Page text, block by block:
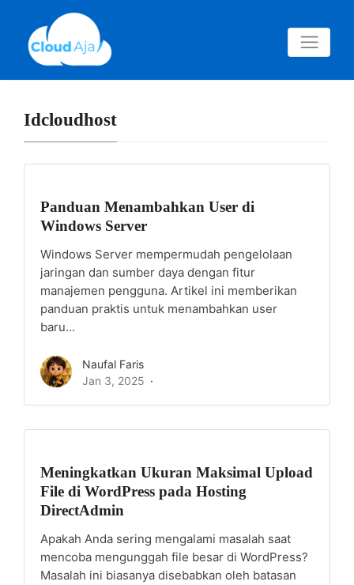
Idcloudhost
Panduan Menambahkan User di
Windows Server
Windows Server mempermudah pengelolaan
jaringan dan sumber daya dengan fitur
manajemen pengguna. Artikel ini memberikan
panduan praktis untuk menambahkan user
baru...
Naufal Faris
Jan 3, 2025
Meningkatkan Ukuran Maksimal Upload
File di WordPress pada Hosting
DirectAdmin
Apakah Anda sering mengalami masalah saat
mencoba mengunggah file besar di WordPress?
Masalah ini biasanya disebabkan oleh batasan